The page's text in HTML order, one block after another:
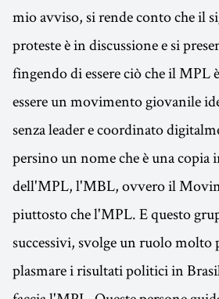
mio avviso, si rende conto che il
proteste è in discussione e si
fingendo di essere ciò che il MPL
essere un movimento giovanile
senza leader e coordinato
persino un nome che è una copia
dell'MPL, l'MBL, ovvero il
piuttosto che l'MPL. E questo
successivi, svolge un ruolo
plasmare i risultati politici in